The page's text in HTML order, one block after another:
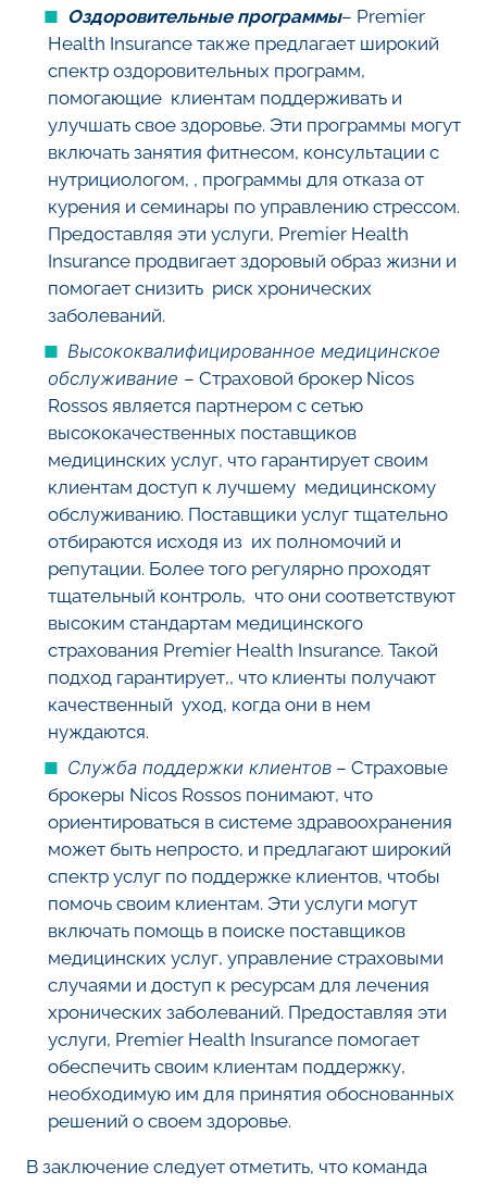
Оздоровительные программы– Premier
Health Insurance также предлагает широкий
спектр оздоровительных программ,
помогающие клиентам поддерживать и
улучшать свое здоровье. Эти программы могут
включать занятия фитнесом, консультации с
нутрициологом, , программы для отказа от
курения и семинары по управлению стрессом.
Предоставляя эти услуги, Premier Health
Insurance продвигает здоровый образ жизни и
помогает снизить риск хронических
заболеваний.
Высококвалифицированное медицинское
обслуживание – Страховой брокер Nicos
Rossos является партнером с сетью
высококачественных поставщиков
медицинских услуг, что гарантирует своим
клиентам доступ к лучшему медицинскому
обслуживанию. Поставщики услуг тщательно
отбираются исходя из их полномочий и
репутации. Более того регулярно проходят
тщательный контроль, что они соответствуют
высоким стандартам медицинского
страхования Premier Health Insurance. Такой
подход гарантирует,, что клиенты получают
качественный уход, когда они в нем
нуждаются.
Служба поддержки клиентов – Страховые
брокеры Nicos Rossos понимают, что
ориентироваться в системе здравоохранения
может быть непросто, и предлагают широкий
спектр услуг по поддержке клиентов, чтобы
помочь своим клиентам. Эти услуги могут
включать помощь в поиске поставщиков
медицинских услуг, управление страховыми
случаями и доступ к ресурсам для лечения
хронических заболеваний. Предоставляя эти
услуги, Premier Health Insurance помогает
обеспечить своим клиентам поддержку,
необходимую им для принятия обоснованных
решений о своем здоровье.
В заключение следует отметить, что команда